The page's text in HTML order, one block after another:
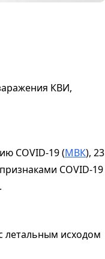
КВИ,
COVID-19 (МВК), 23
COVID-19
летальным исходом